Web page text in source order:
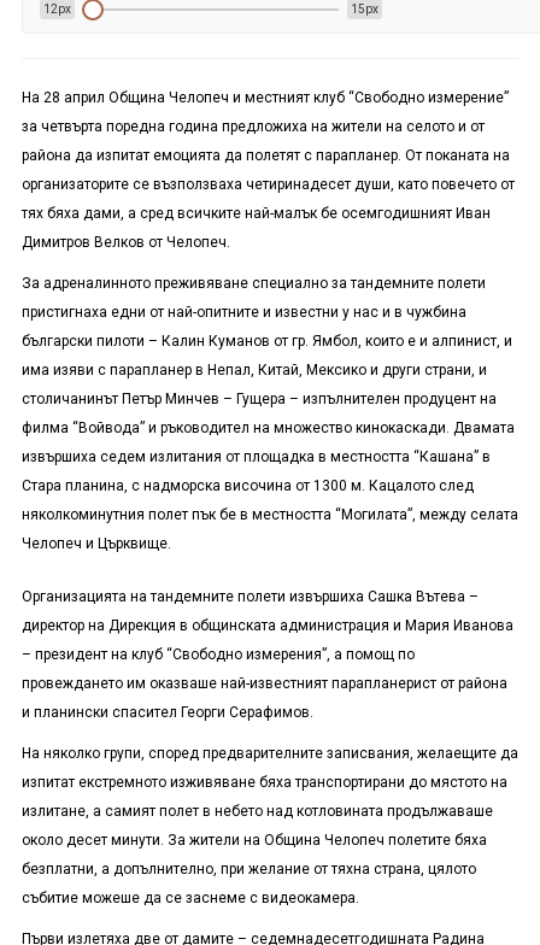
12px 15px
На 28 април Община Челопеч и местният клуб “Свободно измерение”
за четвърта поредна година предложиха на жители на селото и от
района да изпитат емоцията да полетят с парапланер. От поканата на
организаторите се възползваха четиринадесет души, като повечето от
тях бяха дами, а сред всичките най-малък бе осемгодишният Иван
Димитров Велков от Челопеч.
За адреналинното преживяване специално за тандемните полети
пристигнаха едни от най-опитните и известни у нас и в чужбина
български пилоти – Калин Куманов от гр. Ямбол, които е и алпинист, и
има изяви с парапланер в Непал, Китай, Мексико и други страни, и
столичанинът Петър Минчев – Гущера – изпълнителен продуцент на
филма “Войвода” и ръководител на множество кинокаскади. Двамата
извършиха седем излитания от площадка в местността “Кашана” в
Стара планина, с надморска височина от 1300 м. Кацалото след
няколкоминутния полет пък бе в местността “Могилата”, между селата
Челопеч и Църквище.
Организацията на тандемните полети извършиха Сашка Вътева –
директор на Дирекция в общинската администрация и Мария Иванова
– президент на клуб “Свободно измерения”, а помощ по
провеждането им оказваше най-известният парапланерист от района
и планински спасител Георги Серафимов.
На няколко групи, според предварителните записвания, желаещите да
изпитат екстремното изживяване бяха транспортирани до мястото на
излитане, а самият полет в небето над котловината продължаваше
около десет минути. За жители на Община Челопеч полетите бяха
безплатни, а допълнително, при желание от тяхна страна, цялото
събитие можеше да се заснеме с видеокамера.
Първи излетяха две от дамите – седемнадесетгодишната Радина